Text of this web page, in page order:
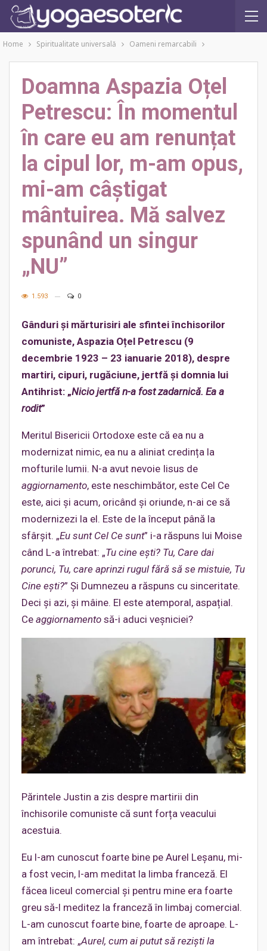
Home Spiritualitate universală Oameni remarcabili
Doamna Aspazia Oțel
Petrescu: În momentul
în care eu am renunțat
la cipul lor, m-am opus,
mi-am câștigat
mântuirea. Mă salvez
spunând un singur
„NU”
1.593 0
Gânduri și mărturisiri ale sfintei închisorilor
comuniste, Aspazia Oțel Petrescu (9
decembrie 1923 – 23 ianuarie 2018), despre
martiri, cipuri, rugăciune, jertfă și domnia lui
Antihrist: „Nicio jertfă n-a fost zadarnică. Ea a
rodit”
Meritul Bisericii Ortodoxe este că ea nu a
modernizat nimic, ea nu a aliniat credința la
mofturile lumii. N-a avut nevoie Iisus de
aggiornamento, este neschimbător, este Cel Ce
este, aici și acum, oricând și oriunde, n-ai ce să
modernizezi la el. Este de la început până la
sfârșit. „Eu sunt Cel Ce sunt” i-a răspuns lui Moise
când L-a întrebat: „Tu cine ești? Tu, Care dai
porunci, Tu, care aprinzi rugul fără să se mistuie, Tu
Cine ești?” Și Dumnezeu a răspuns cu sinceritate.
Deci și azi, și mâine. El este atemporal, aspațial.
Ce aggiornamento să-i aduci veșniciei?
Părintele Justin a zis despre martirii din
închisorile comuniste că sunt forța veacului
acestuia.
Eu l-am cunoscut foarte bine pe Aurel Leșanu, mi-
a fost vecin, l-am meditat la limba franceză. El
făcea liceul comercial și pentru mine era foarte
greu să-l meditez la franceză în limbaj comercial.
L-am cunoscut foarte bine, foarte de aproape. L-
am întrebat: „Aurel, cum ai putut să reziști la